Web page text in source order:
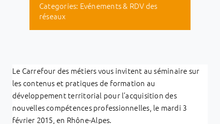
Categories: Evénements & RDV des
réseaux
Le Carrefour des métiers vous invitent au séminaire sur
les contenus et pratiques de formation au
développement territorial pour l’acquisition des
nouvelles compétences professionnelles, le mardi 3
février 2015, en Rhône-Alpes.